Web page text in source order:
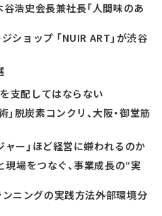
浩史会長兼社長「人間味のあ
ショップ 「NUIR ART」が渋谷
支配してはならない
」脱炭素コンクリ、大阪・御堂筋
ャー」ほど経営に嫌われるのか
場をつなぐ、事業成長の“実
ニングの実践方法――外部環境分